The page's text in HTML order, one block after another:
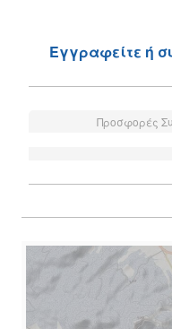
Εγγραφείτε ή
Προσφορές